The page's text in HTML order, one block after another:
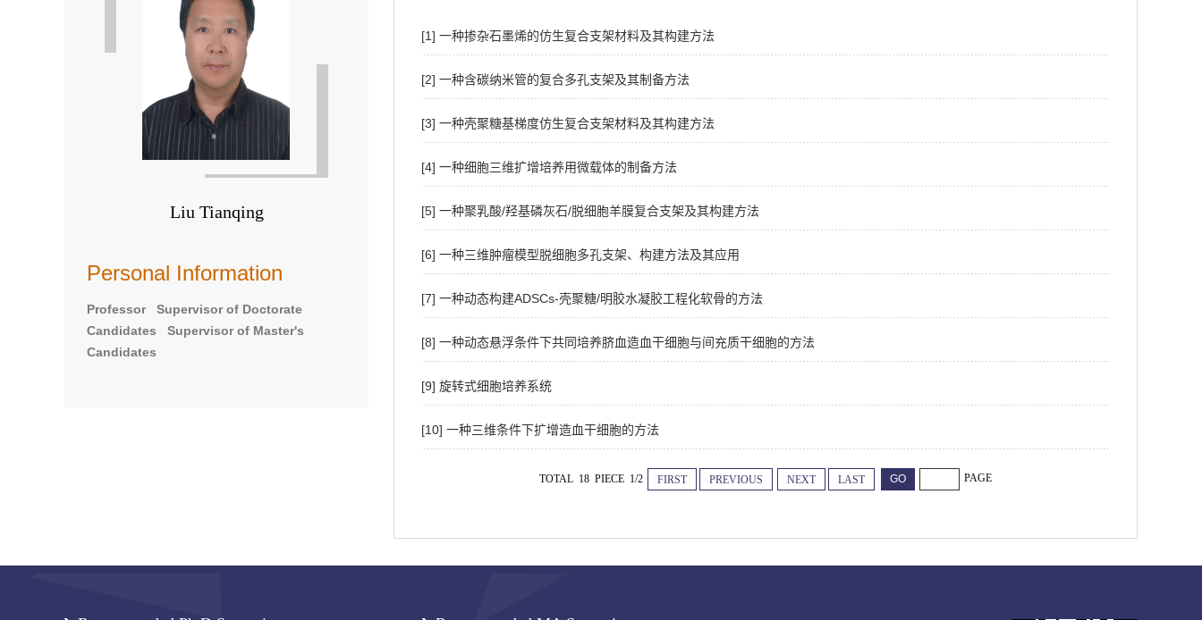
Liu Tianqing
Personal Information
Professor Supervisor of Doctorate
Candidates Supervisor of Master's
Candidates
[1] 一种掺杂石墨烯的仿生复合支架材料及其构建方法
[2] 一种含碳纳米管的复合多孔支架及其制备方法
[3] 一种壳聚糖基梯度仿生复合支架材料及其构建方法
[4] 一种细胞三维扩增培养用微载体的制备方法
[5] 一种聚乳酸/羟基磷灰石/脱细胞羊膜复合支架及其构建方法
[6] 一种三维肿瘤模型脱细胞多孔支架、构建方法及其应用
[7] 一种动态构建ADSCs-壳聚糖/明胶水凝胶工程化软骨的方法
[8] 一种动态悬浮条件下共同培养脐血造血干细胞与间充质干细胞的方法
[9] 旋转式细胞培养系统
[10] 一种三维条件下扩增造血干细胞的方法
TOTAL 18 PIECE 1/2 FIRST PREVIOUS NEXT LAST PAGE